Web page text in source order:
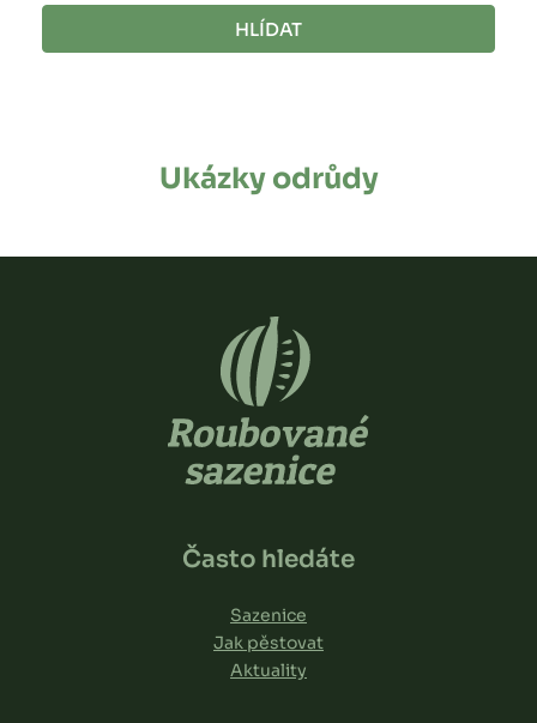
HLÍDAT
Ukázky odrůdy
Často hledáte
Sazenice
Jak pěstovat
Aktuality